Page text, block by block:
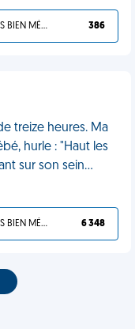
TU L'AS BIEN MÉRITÉ 386
treize heures. Ma
hurle : "Haut les
sur son sein...
TU L'AS BIEN MÉRITÉ 6 348